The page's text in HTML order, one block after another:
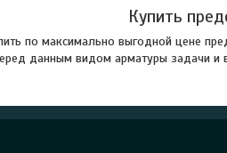
Купить
по максимально выгодной цене
данным видом арматуры задачи и